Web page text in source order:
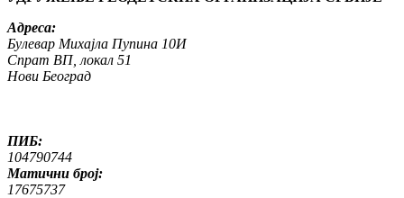
Адреса:
Булевар Михајла Пупина 10И
Спрат ВП, локал 51
Нови Београд
ПИБ:
104790744
Матични број:
17675737